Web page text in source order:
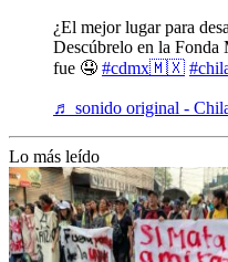
¿El mejor lugar para
Descúbrelo en la Fonda
fue 🤤 #cdmx🇲🇽
♬ sonido original -
Lo más leído